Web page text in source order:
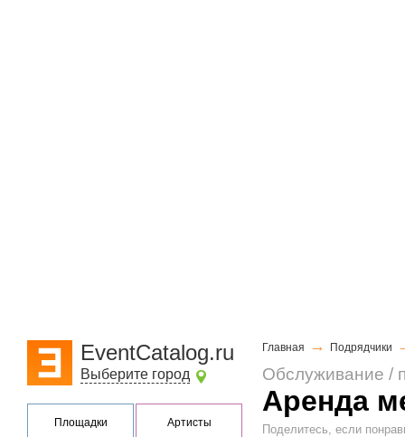
EventCatalog.ru
Выберите город
Площадки Артисты
Главная → Подрядчики
Обслуживание /
Аренда
Поделитесь, если